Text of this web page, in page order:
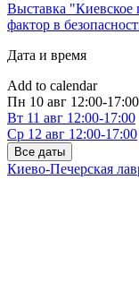
Выставка "Киевское
фактор в
Дата и время
Add to calendar
Пн 10 авг 12:00-17:00
Вт 11 авг 12:00-17:00
Ср 12 авг 12:00-17:00
Все даты
Киево-Печерская